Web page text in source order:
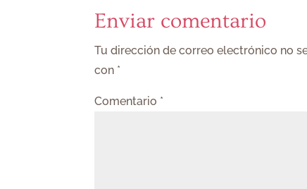
Enviar comentario
Tu dirección de correo electrónico no
con *
Comentario *